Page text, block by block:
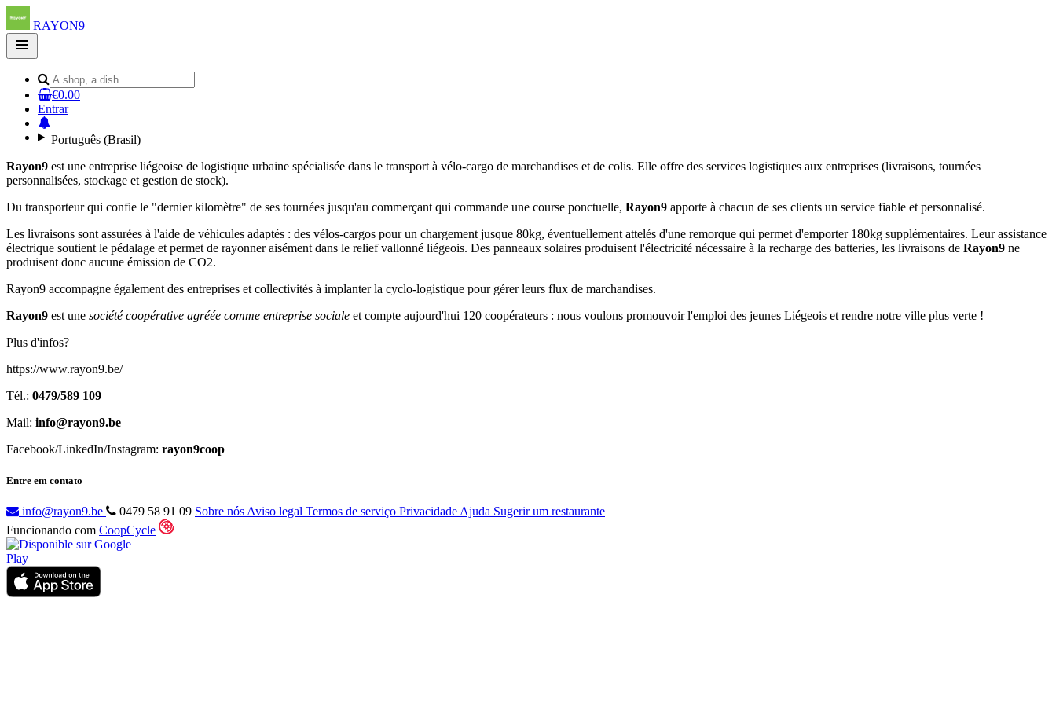
RAYON9
Open
main
€0.00
Entrar
Português (Brasil)
Rayon9 est une entreprise liégeoise de logistique urbaine spécialisée dans le transport à vélo-cargo de marchandises et de colis. Elle offre des services logistiques aux entreprises (livraisons, tournées
personnalisées, stockage et gestion de stock).
Du transporteur qui confie le "dernier kilomètre" de ses tournées jusqu'au commerçant qui commande une course ponctuelle, Rayon9 apporte à chacun de ses clients un service fiable et personnalisé.
Les livraisons sont assurées à l'aide de véhicules adaptés : des vélos-cargos pour un chargement jusque 80kg, éventuellement attelés d'une remorque qui permet d'emporter 180kg supplémentaires. Leur assistance
électrique soutient le pédalage et permet de rayonner aisément dans le relief vallonné liégeois. Des panneaux solaires produisent l'électricité nécessaire à la recharge des batteries, les livraisons de Rayon9 ne
produisent donc aucune émission de CO2.
Rayon9 accompagne également des entreprises et collectivités à implanter la cyclo-logistique pour gérer leurs flux de marchandises.
Rayon9 est une société coopérative agréée comme entreprise sociale et compte aujourd'hui 120 coopérateurs : nous voulons promouvoir l'emploi des jeunes Liégeois et rendre notre ville plus verte !
Plus d'infos?
https://www.rayon9.be/
Tél.: 0479/589 109
Mail: info@rayon9.be
Facebook/LinkedIn/Instagram: rayon9coop
Entre em contato
info@rayon9.be 0479 58 91 09 Sobre nós Aviso legal Termos de serviço Privacidade Ajuda Sugerir um restaurante
Funcionando com CoopCycle